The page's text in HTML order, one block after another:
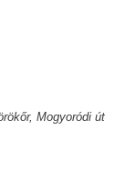
Mogyoródi út